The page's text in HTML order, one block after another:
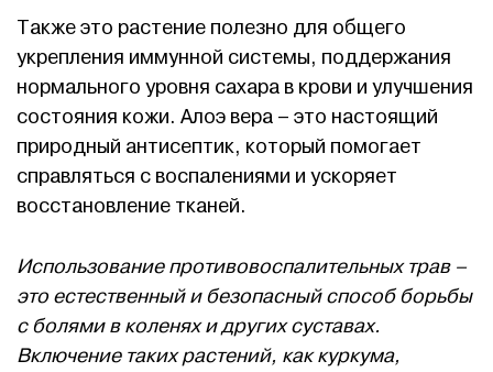
Также это растение полезно для общего
укрепления иммунной системы, поддержания
нормального уровня сахара в крови и улучшения
состояния кожи. Алоэ вера – это настоящий
природный антисептик, который помогает
справляться с воспалениями и ускоряет
восстановление тканей.
Использование противовоспалительных трав –
это естественный и безопасный способ борьбы
с болями в коленях и других суставах.
Включение таких растений, как куркума,